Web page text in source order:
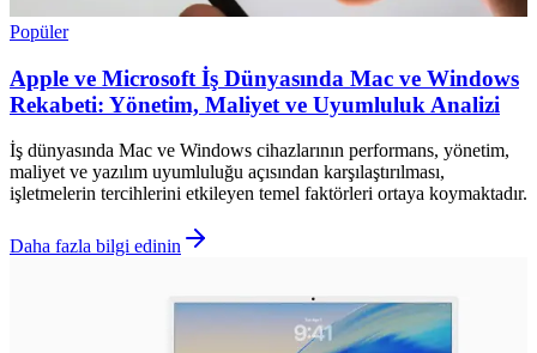
Popüler
Apple ve Microsoft İş Dünyasında Mac ve Windows
Rekabeti: Yönetim, Maliyet ve Uyumluluk Analizi
İş dünyasında Mac ve Windows cihazlarının performans, yönetim,
maliyet ve yazılım uyumluluğu açısından karşılaştırılması,
işletmelerin tercihlerini etkileyen temel faktörleri ortaya koymaktadır.
Daha fazla bilgi edinin